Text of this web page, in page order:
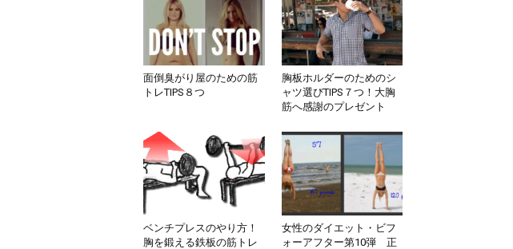
面倒臭がり屋のための筋
トレTIPS８つ
胸板ホルダーのためのシ
ャツ選びTIPS７つ！大胸
筋へ感謝のプレゼント
ベンチプレスのやり方！
胸を鍛える鉄板の筋トレ
女性のダイエット・ビフ
ォーアフター第10弾 正